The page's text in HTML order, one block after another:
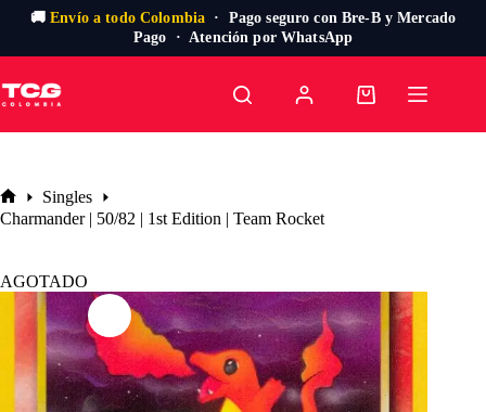
🚚Envío a todo Colombia · Pago seguro con Bre-B y Mercado
Pago · Atención por WhatsApp
al
contenido
Carro
Inicio
Singles
Charmander | 50/82 | 1st Edition | Team Rocket
AGOTADO